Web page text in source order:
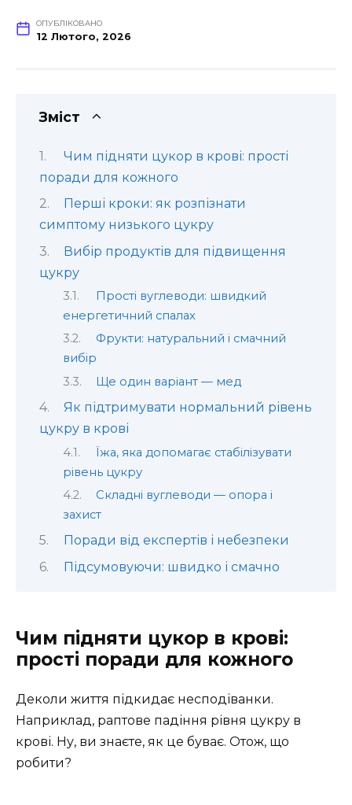
ОПУБЛІКОВАНО
12 Лютого, 2026
Зміст
Чим підняти цукор в крові: прості
поради для кожного
Перші кроки: як розпізнати
симптому низького цукру
Вибір продуктів для підвищення
цукру
Прості вуглеводи: швидкий
енергетичний спалах
Фрукти: натуральний і смачний
вибір
Ще один варіант — мед
Як підтримувати нормальний рівень
цукру в крові
Їжа, яка допомагає стабілізувати
рівень цукру
Складні вуглеводи — опора і
захист
Поради від експертів і небезпеки
Підсумовуючи: швидко і смачно
Чим підняти цукор в крові:
прості поради для кожного
Деколи життя підкидає несподіванки.
Наприклад, раптове падіння рівня цукру в
крові. Ну, ви знаєте, як це буває. Отож, що
робити?